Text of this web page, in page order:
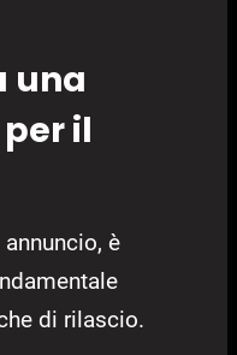
una
il
è
di rilascio.